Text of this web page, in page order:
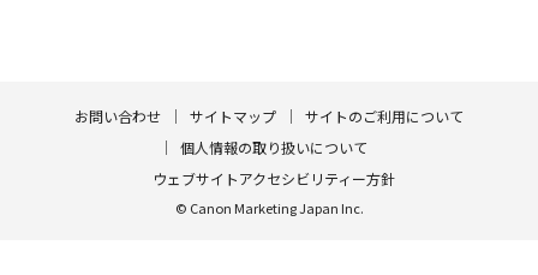
お問い合わせ サイトマップ
サイトのご利用について
個人情報の取り扱いについて
ウェブサイトアクセシビリティー方針
© Canon Marketing Japan Inc.